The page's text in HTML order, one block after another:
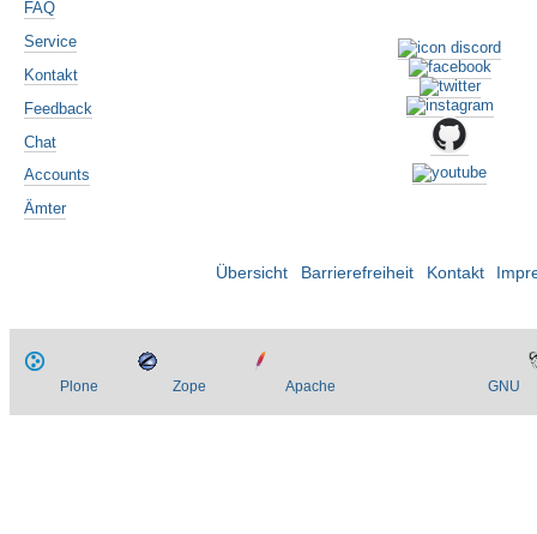
FAQ
Service
Kontakt
Feedback
Chat
Accounts
Ämter
Übersicht Barrierefreiheit Kontakt
Plone Zope Apache GNU